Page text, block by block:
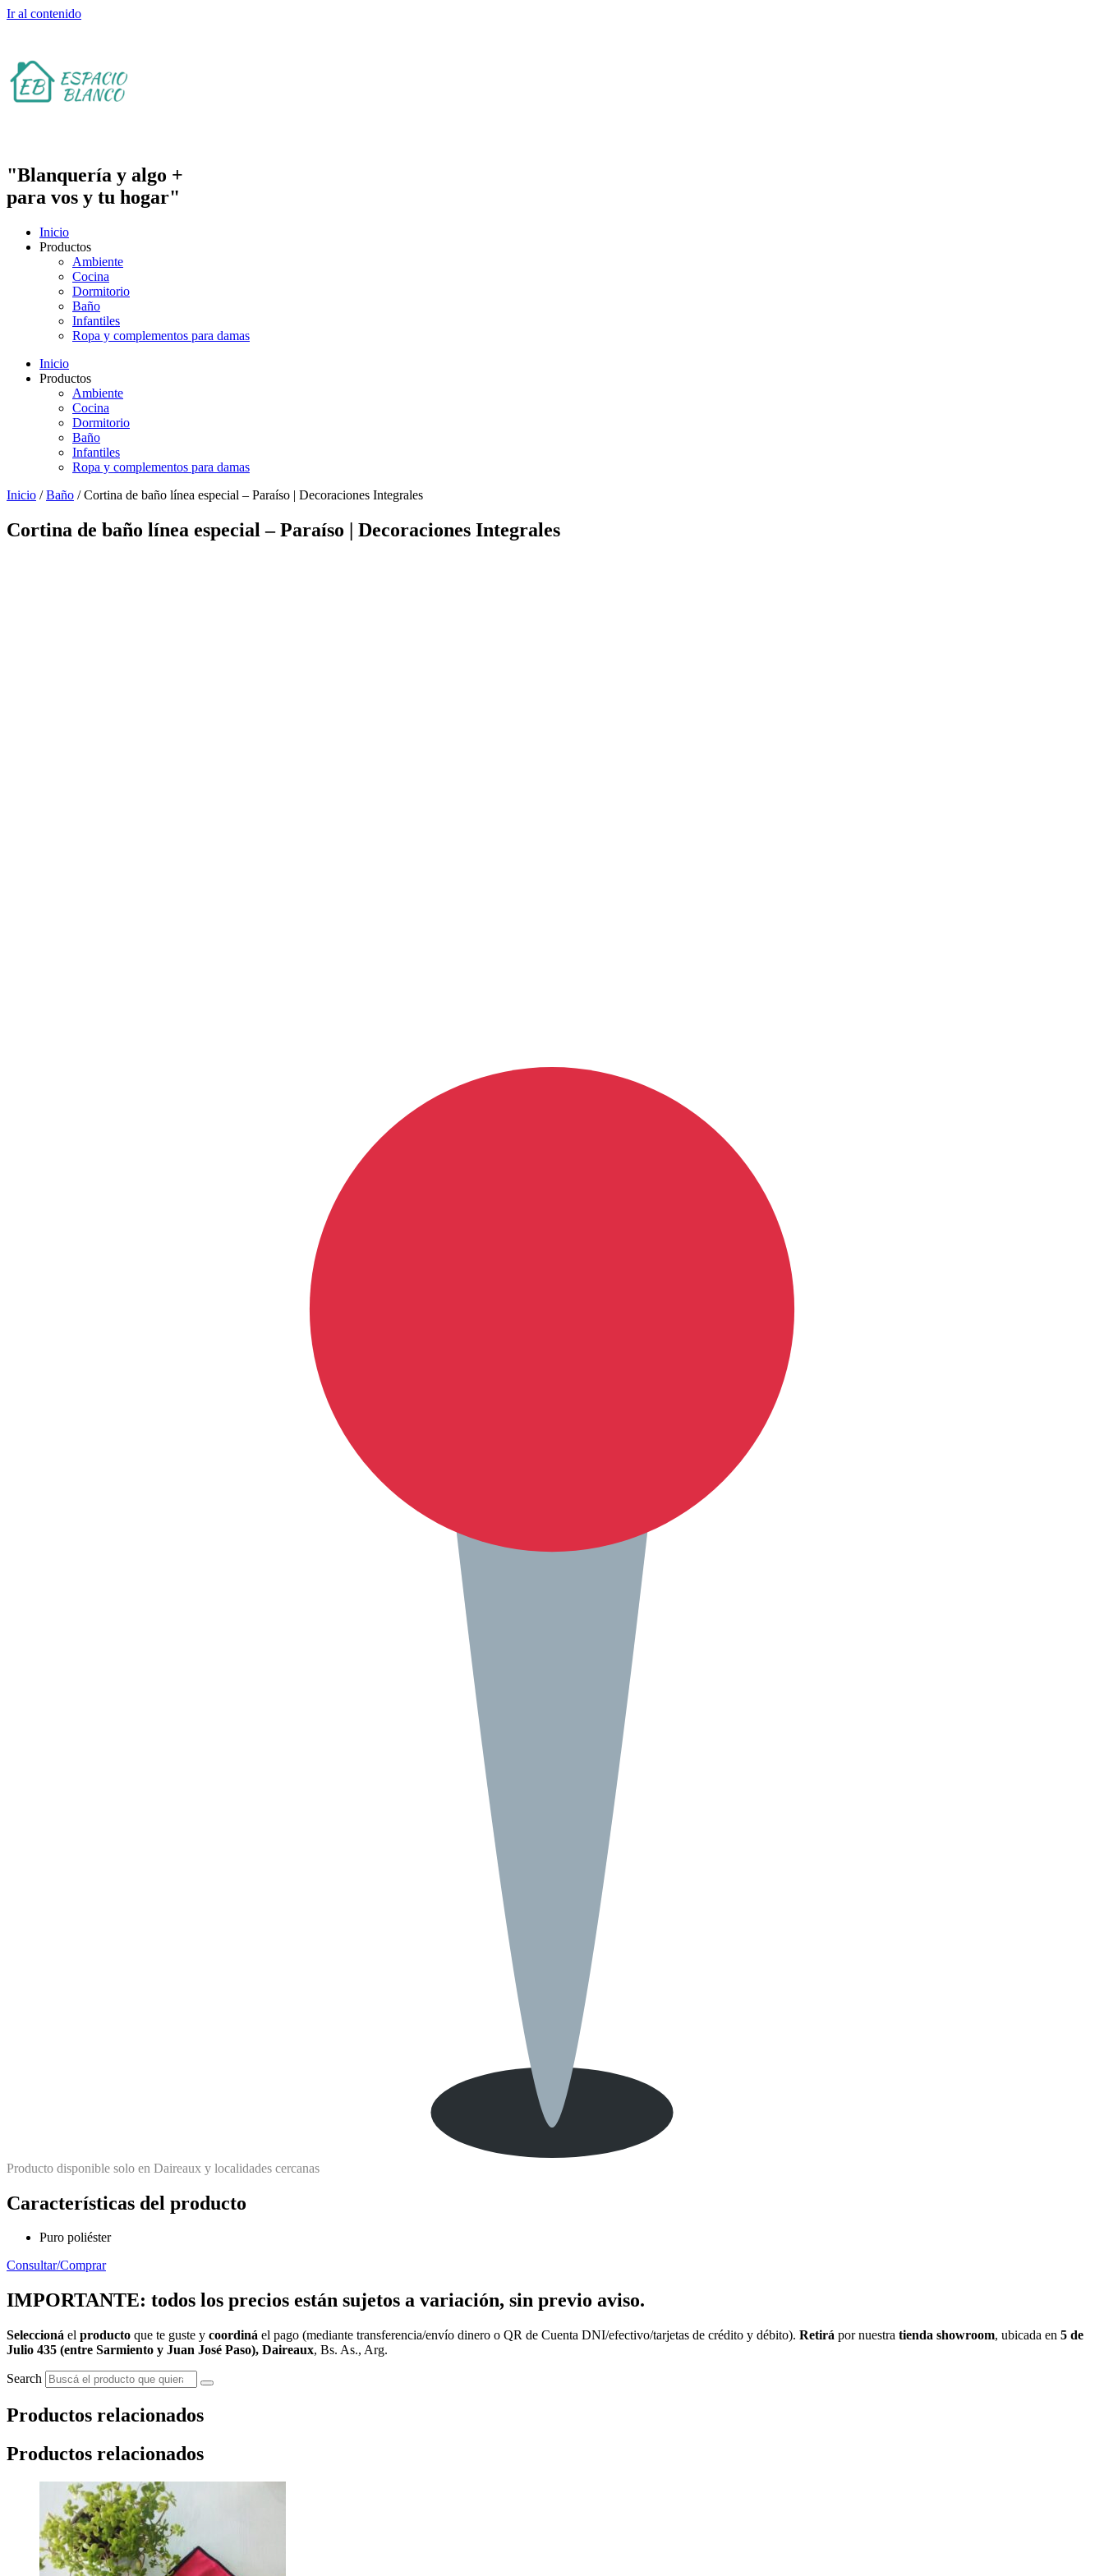
Ir al contenido
"Blanquería y algo +
para vos y tu hogar"
Inicio
Productos
Ambiente
Cocina
Dormitorio
Baño
Infantiles
Ropa y complementos para damas
Inicio
Productos
Ambiente
Cocina
Dormitorio
Baño
Infantiles
Ropa y complementos para damas
Inicio /Baño / Cortina de baño línea especial – Paraíso | Decoraciones Integrales
Cortina de baño línea especial – Paraíso | Decoraciones Integrales
Producto disponible solo en Daireaux y localidades cercanas
Características del producto
Puro poliéster
Consultar/Comprar
IMPORTANTE: todos los precios están sujetos a variación, sin previo aviso.
Seleccioná el producto que te guste y coordiná el pago (mediante transferencia/envío dinero o QR de Cuenta DNI/efectivo/tarjetas de crédito y débito). Retirá por nuestra tienda showroom, ubicada en 5 de
Julio 435 (entre Sarmiento y Juan José Paso), Daireaux, Bs. As., Arg.
Search
Productos relacionados
Productos relacionados